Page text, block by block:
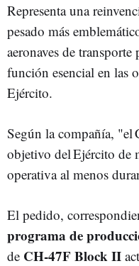
Representa una
pesado más
aeronaves de
función esencial en las
Ejército.
Según la compañía, "el
objetivo del Ejército de
operativa al menos
El pedido,
programa de
de CH-47F Block II